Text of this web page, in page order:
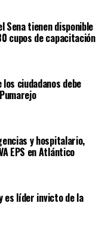
Sena tienen disponible
cupos de capacitación
ciudadanos debe
y hospitalario,
EPS en Atlántico
es líder invicto de la